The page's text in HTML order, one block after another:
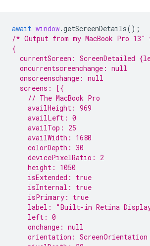
await window.getScreenDetails();
/* Output from my MacBook Pro
{
currentScreen: ScreenDetailed
  oncurrentscreenchange: null
  onscreenschange: null
  screens: [{
    // The MacBook Pro
    availHeight: 969
    availLeft: 0
    availTop: 25
    availWidth: 1680
    colorDepth: 30
    devicePixelRatio: 2
    height: 1050
    isExtended: true
    isInternal: true
    isPrimary: true
label: "Built-in Retina
    left: 0
    onchange: null
orientation: